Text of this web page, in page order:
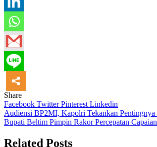
Share
Facebook TwitterPinterest Linkedin
Navigasi
pos
Audiensi BP2MI, Kapolri Tekankan Pentingnya
Bupati Beltim Pimpin Rakor Percepatan
Related Posts